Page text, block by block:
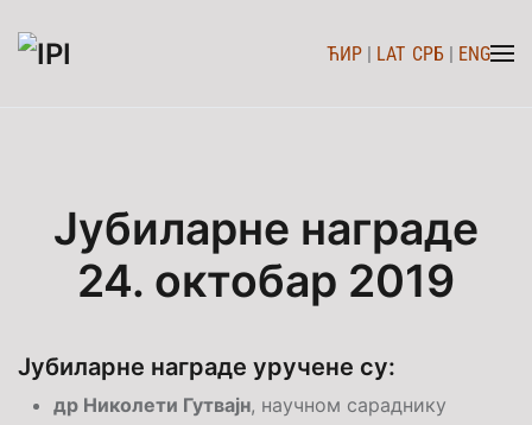
Skip to main content
ЋИР | LAT СРБ | ENG
Јубиларне награде
24. октобар 2019
Јубиларне награде уручене су:
др Николети Гутвајн, научном сараднику